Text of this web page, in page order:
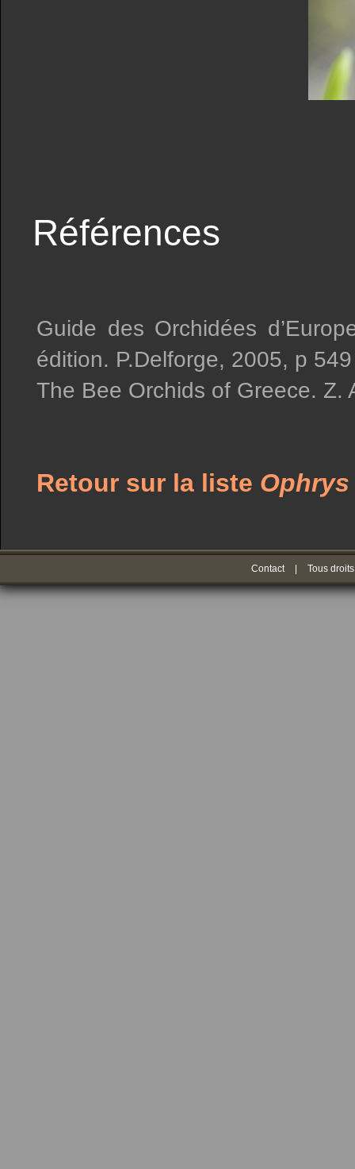
Références
Guide des Orchidées
édition. P.Delforge, 2005, p 549
The Bee Orchids of Greece.
Retour sur la liste Ophrys
Contact | Tous